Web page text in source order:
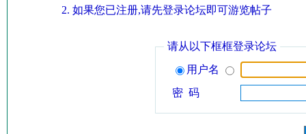
如果您已注册,请先登录论坛即可游览帖子
请从以下框框登录论坛
用户名
密 码